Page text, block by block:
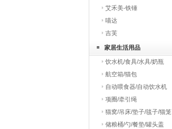
艾禾美-铁锤
喵达
吉芙
家居生活用品
饮水机/食具/水具/奶瓶
航空箱/猫包
自动喂食器/自动饮水机
项圈/牵引绳
猫窝/吊床/垫子/毯子/猫笼
储粮桶/勺/餐垫/罐头盖